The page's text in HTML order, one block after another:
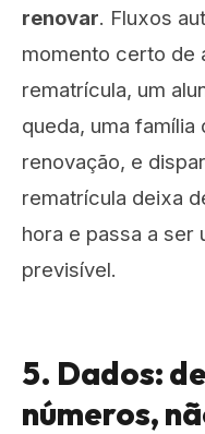
renovar. Fluxos
momento certo de
rematrícula, um
queda, uma família
renovação, e
rematrícula deixa
hora e passa a ser
previsível.
5. Dados:
números,